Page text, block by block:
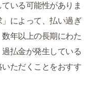
いる可能性がありま
によって、払い過ぎ
年以上の長期にわた
払金が発生している
ただくことをおすす